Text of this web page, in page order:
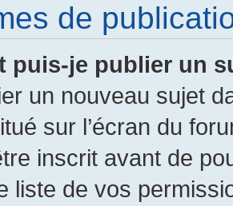
de
puis-je publier un
un nouveau sujet
sur l’écran du
inscrit avant de
liste de vos